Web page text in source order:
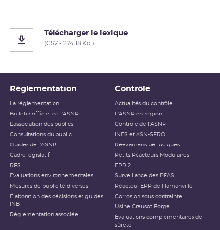
Télécharger le lexique
(CSV - 274.18 Ko )
Réglementation
La réglementation
Bulletin officiel de l'ASNR
L’association des publics
Consultations du public
Guides de l'ASNR
Cadre législatif
RFS
Évaluations environnementales
Mesures de publicité diverses
Élaboration des décisions et guides
INB
Réglementation associée
Contrôle
Actualités du contrôle
L'ASNR en région
Contrôle de l'ASNR
INES et ASN-SFRO
Réexamens périodiques
Petits Réacteurs Modulaires
EPR 2
Surveillance des PFAS
Réacteur EPR de Flamanville
Corrosion sous contrainte
Usine Creusot Forge
Évaluations complémentaires de
sûreté